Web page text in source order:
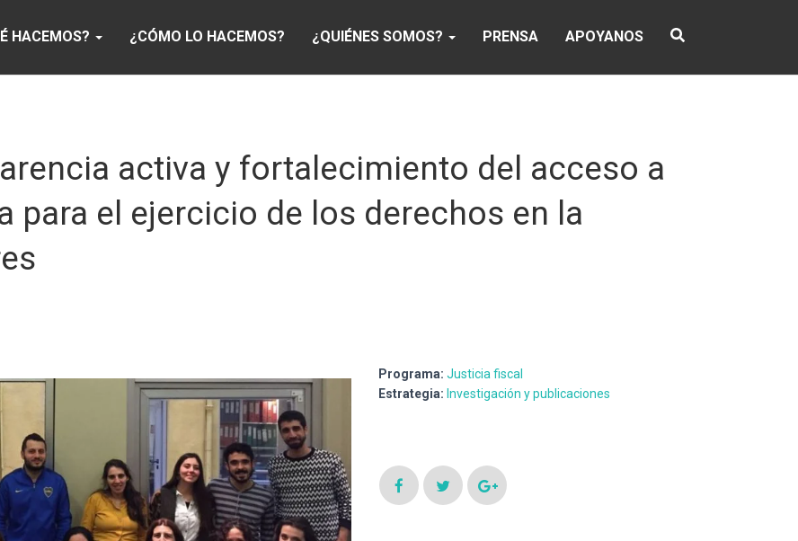
HACEMOS? ¿CÓMO LO HACEMOS? ¿QUIÉNES SOMOS? PRENSA APOYANOS
activa y fortalecimiento del acceso a
para el ejercicio de los derechos en la
Programa: Justicia fiscal
Estrategia: Investigación y publicaciones